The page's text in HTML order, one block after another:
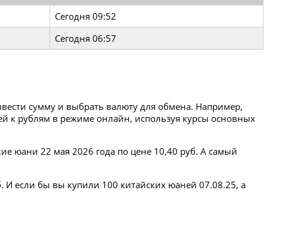
Сегодня 09:52
Сегодня 06:57
сумму и выбрать валюту для обмена. Например,
к рублям в режиме онлайн, используя курсы основных
юани 22 мая 2026 года по цене 10,40 руб. А самый
И если бы вы купили 100 китайских юаней 07.08.25, а